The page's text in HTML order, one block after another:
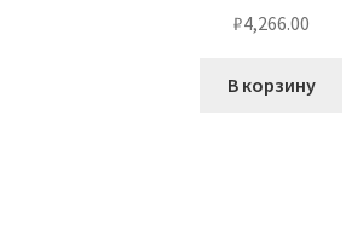
₽4,266.00
В корзину